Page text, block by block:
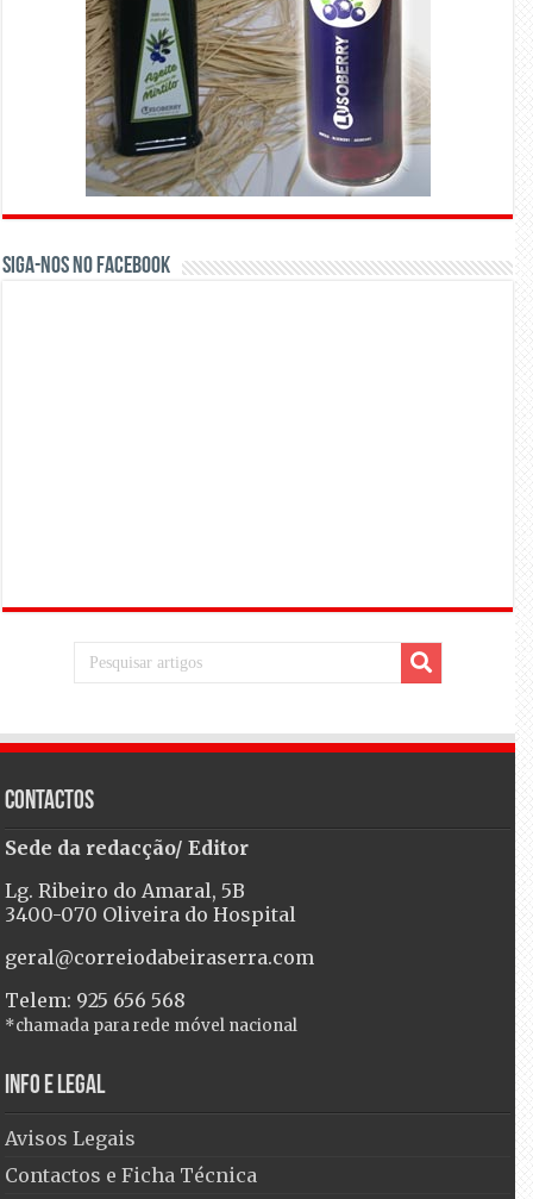
Siga-nos no Facebook
Contactos
Sede da redacção/ Editor
Lg. Ribeiro do Amaral, 5B
3400-070 Oliveira do Hospital
geral@correiodabeiraserra.com
Telem: 925 656 568
*chamada para rede móvel nacional
Info e Legal
Avisos Legais
Contactos e Ficha Técnica